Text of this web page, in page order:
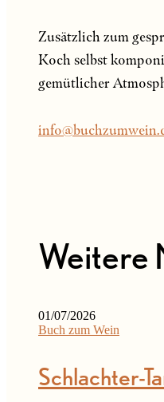
Zusätzlich zum
Koch selbst
gemütlicher
Weitere
01/07/2026
Buch zum Wein
Schlachter-